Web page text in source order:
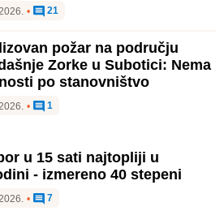
• 21
požar na području
Zorke u Subotici: Nema
po stanovništvo
• 1
u 15 sati najtopliji u
- izmereno 40 stepeni
• 7